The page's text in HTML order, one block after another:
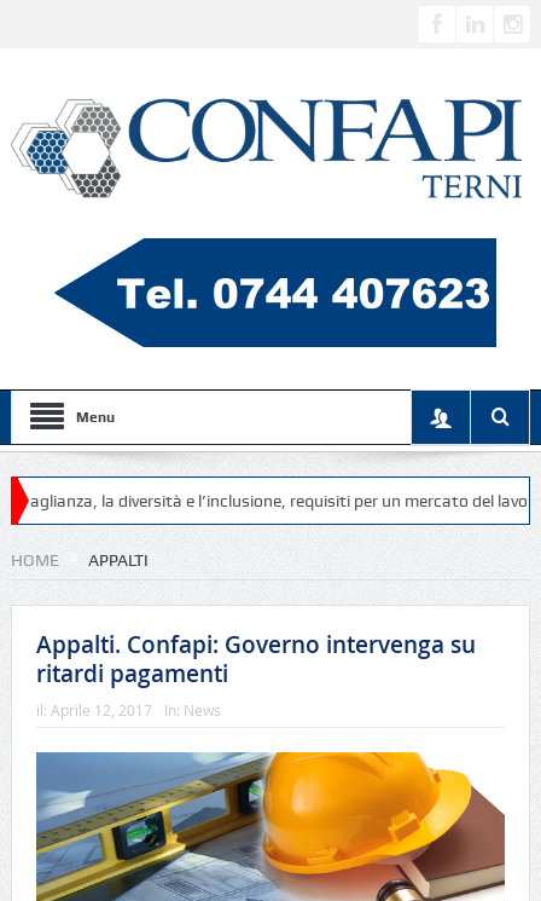
Menu
la diversità e l’inclusione, requisiti per un mercato del lavoro più
HOME APPALTI
Appalti. Confapi: Governo intervenga su
ritardi pagamenti
il: Aprile 12, 2017 In: News